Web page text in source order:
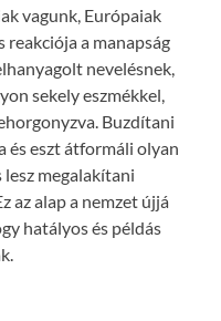
vagunk, Európaiak
reakciója a manapság
nevelésnek,
sekely eszmékkel,
Buzdítani
eszt átformáli olyan
lesz megalakítani
az alap a nemzet újjá
hatályos és példás